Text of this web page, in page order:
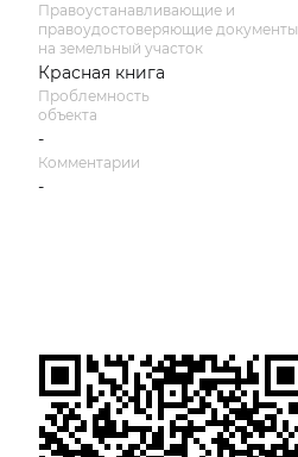
Правоустанавливающие и
правоудостоверяющие документы
на земельный участок
Красная книга
Проблемность
объекта
-
Комментарии
-